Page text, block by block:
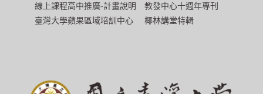
線上課程高中推廣-計畫說明
臺灣大學蘋果區域培訓中心
教發中心十週年專刊
椰林講堂特輯